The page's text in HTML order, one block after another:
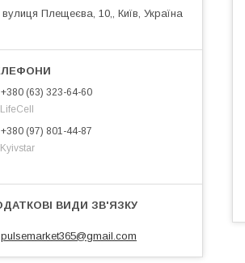
вулиця Плещеєва, 10,, Київ, Україна
+380 (63) 323-64-60
LifeCell
+380 (97) 801-44-87
Kyivstar
pulsemarket365@gmail.com